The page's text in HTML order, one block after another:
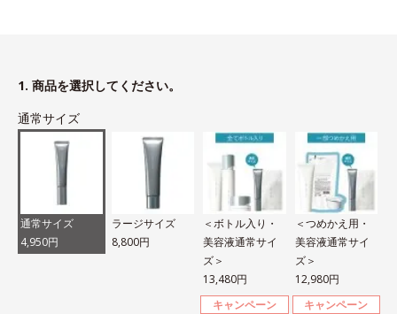
1. 商品を選択してください。
通常サイズ
通常サイズ
4,950円
ラージサイズ
8,800円
＜ボトル入り・
美容液通常サイ
ズ＞
13,480円
キャンペーン
＜つめかえ用・
美容液通常サイ
ズ＞
12,980円
キャンペーン